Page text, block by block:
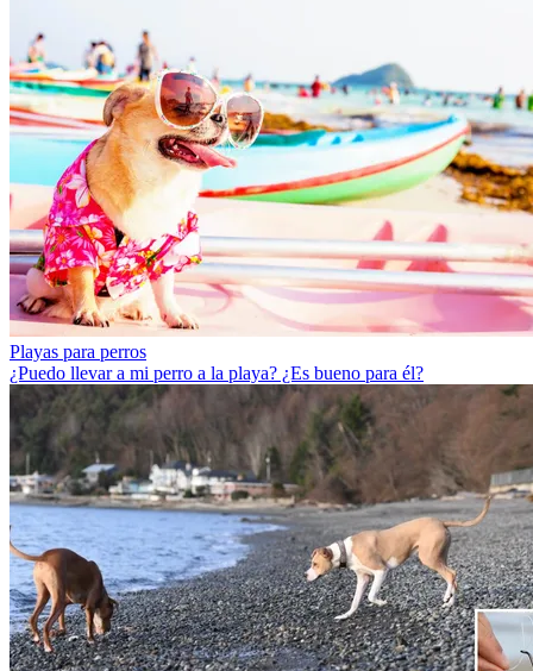
Playas para perros
¿Puedo llevar a mi perro a la playa? ¿Es bueno para él?